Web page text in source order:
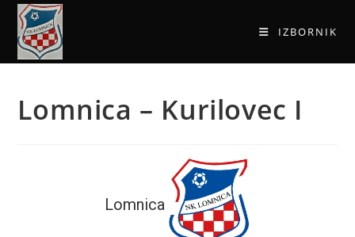
IZBORNIK
Lomnica – Kurilovec I
Lomnica